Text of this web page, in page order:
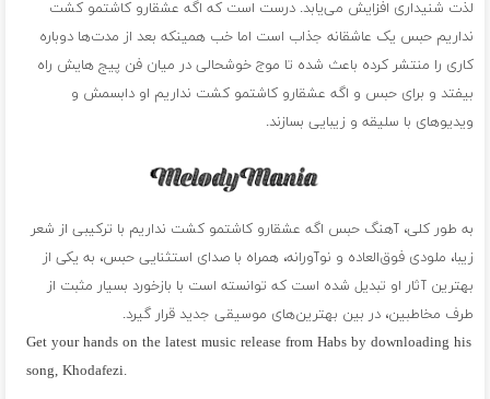
لذت شنیداری افزایش می‌یابد. درست است که اگه عشقارو کاشتمو کشت
نداریم حبس یک عاشقانه جذاب است اما خب همینکه بعد از مدت‌ها دوباره
کاری را منتشر کرده باعث شده تا موج خوشحالی در میان فن پیج هایش راه
بیفتد و برای حبس و اگه عشقارو کاشتمو کشت نداریم او دابسمش و
ویدیوهای با سلیقه و زیبایی بسازند.
به طور کلی، آهنگ حبس اگه عشقارو کاشتمو کشت نداریم با ترکیبی از شعر
زیبا، ملودی فوق‌العاده و نوآورانه، همراه با صدای استثنایی حبس، به یکی از
بهترین آثار او تبدیل شده است که توانسته است با بازخورد بسیار مثبت از
طرف مخاطبین، در بین بهترین‌های موسیقی جدید قرار گیرد.
Get your hands on the latest music release from Habs by downloading his
song, Khodafezi.